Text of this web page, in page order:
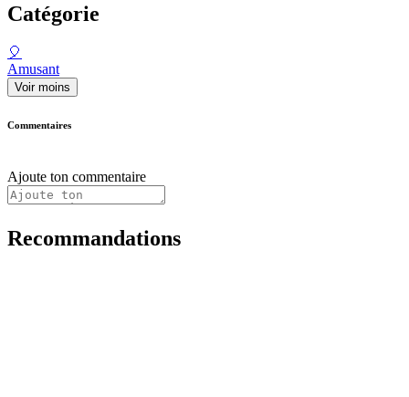
Catégorie
🎈
Amusant
Voir moins
Commentaires
Ajoute ton commentaire
Recommandations